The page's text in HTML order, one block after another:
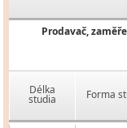
Prodavač,
Délka
studia Forma